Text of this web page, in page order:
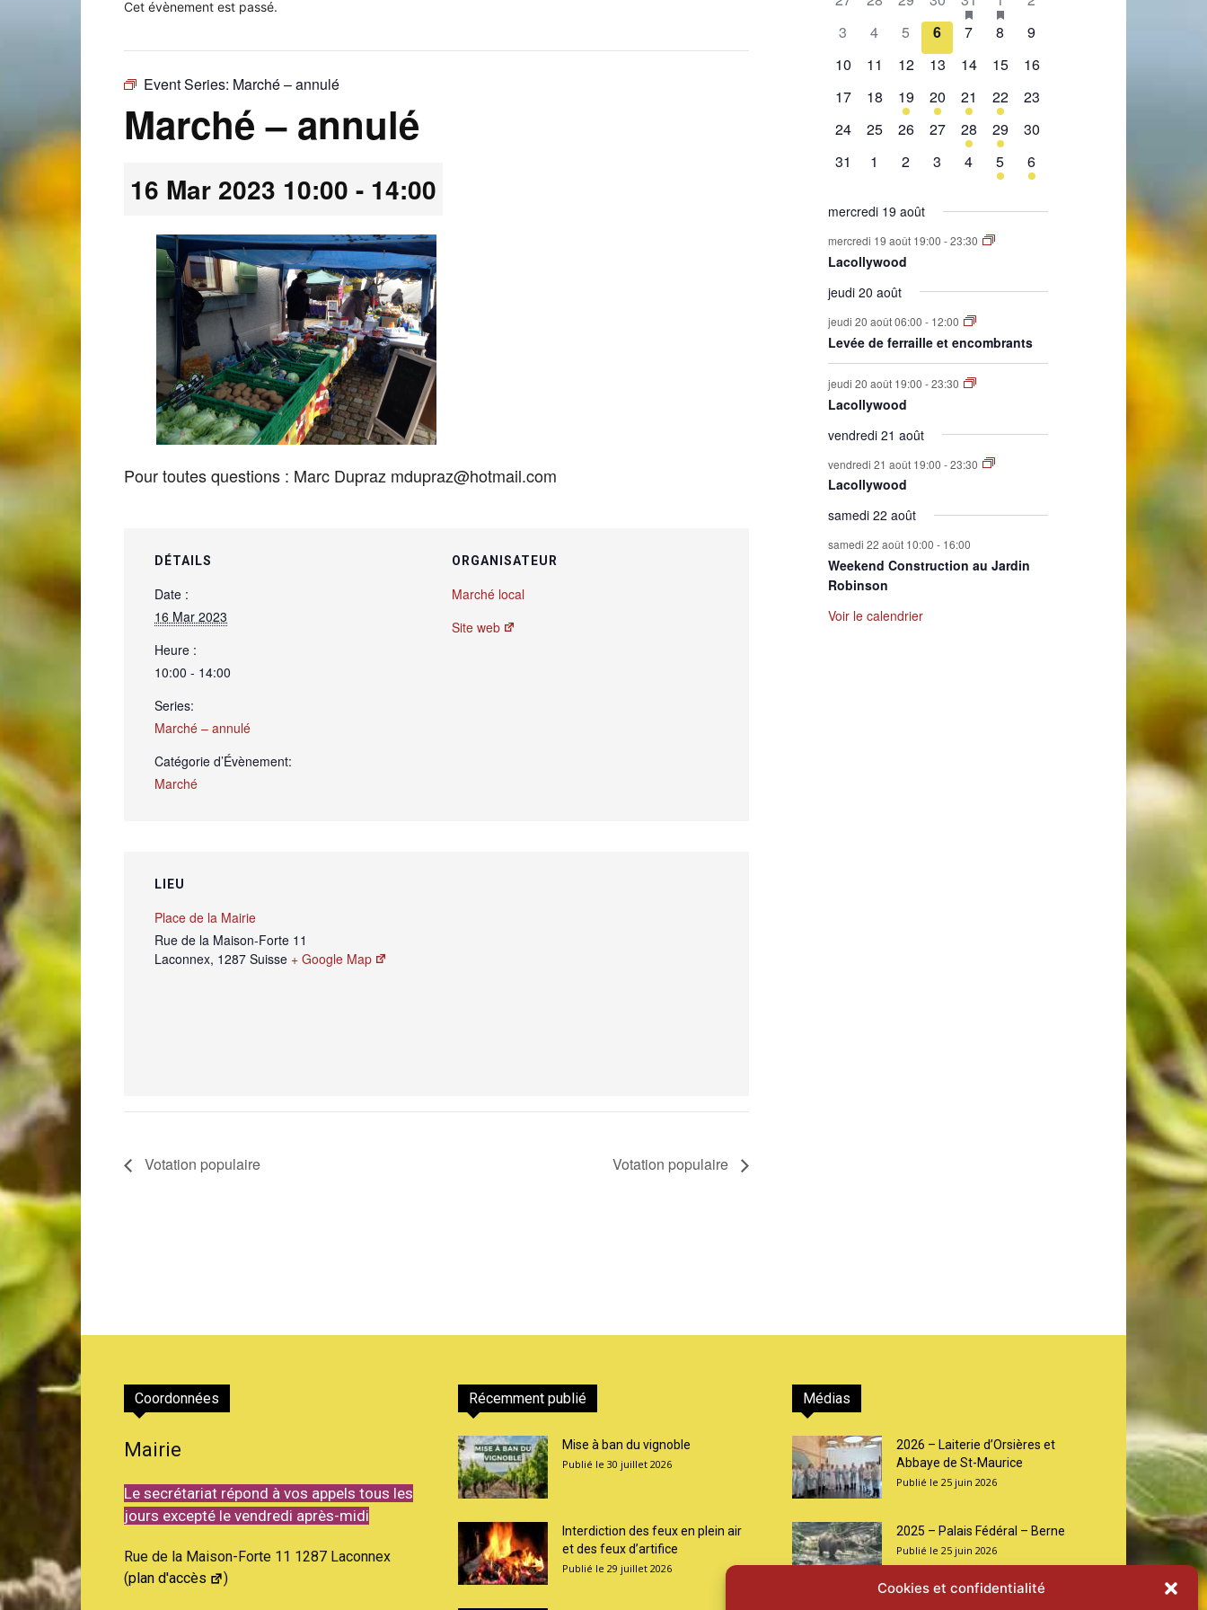
Cookies et confidentialité
Laconnex
Cet évènement est passé.
Event Series: Marché – annulé
Marché – annulé
16 Mar 2023 10:00 - 14:00
Pour toutes questions : Marc Dupraz mdupraz@hotmail.com
DÉTAILS
Date :
16 Mar 2023
Heure :
10:00 - 14:00
Series:
Marché – annulé
Catégorie d’Évènement:
Marché
ORGANISATEUR
Marché local
Site web
LIEU
Place de la Mairie
Rue de la Maison-Forte 11
Laconnex, 1287 Suisse + Google Map
Votation populaire Votation populaire
de
Évènements
évènement,évènement,
évènement,
évènement,évènements,
0
3
0
évènement,
4
0
évènement,
5
0
évènement,
6
0
7
0
8
0
9
0
10
0
11
0
12
0
13
0
14
0
15
0
16
0
évènement,
17
0
évènement,
18
1
évènement,
19
2
évènements,
20
1
évènement,
21
2
évènements,
22
0
23
0
24
0
25
0
évènement,
26
0
évènement,
27
1
évènement,
28
1
évènement,
29
0
30
0
31
0
1
0
2
0
évènement,
3
0
évènement,
4
1
évènement,
5
1
évènement,
6
mercredi 19 août
mercredi 19 août 19:00 -23:30
Lacollywood
jeudi 20 août
jeudi 20 août 06:00 - 12:00
Levée de ferraille et encombrants
jeudi 20 août 19:00 -23:30
Lacollywood
vendredi 21 août
vendredi 21 août 19:00 -23:30
Lacollywood
samedi 22 août
samedi 22 août 10:00 - 16:00
Weekend Construction au Jardin
Robinson
Voir le calendrier
Coordonnées
Mairie
Le secrétariat répond à vos appels tous les
jours excepté le vendredi après-midi
Rue de la Maison-Forte 11 1287 Laconnex
(plan d'accès )
Récemment publié
Mise à ban du vignoble
30 juillet 2026
Interdiction des feux en plein air
et des feux d’artifice
29 juillet 2026
Médias
2026 – Laiterie d’Orsières et
Abbaye de St-Maurice
25 juin 2026
2025 – Palais Fédéral – Berne
25 juin 2026